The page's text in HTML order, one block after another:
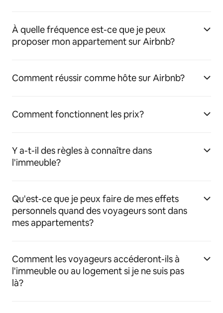
À quelle fréquence est-ce que je peux
proposer mon appartement sur Airbnb?
Comment réussir comme hôte sur Airbnb?
Comment fonctionnent les prix?
Y a-t-il des règles à connaître dans
l'immeuble?
Qu'est-ce que je peux faire de mes effets
personnels quand des voyageurs sont dans
mes appartements?
Comment les voyageurs accéderont-ils à
l'immeuble ou au logement si je ne suis pas
là?